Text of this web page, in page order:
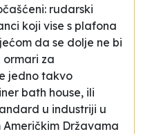
rudarski
koji vise s plafona
da se dolje ne bi
ormari za
jedno takvo
bath house, ili
u industriji u
Državama